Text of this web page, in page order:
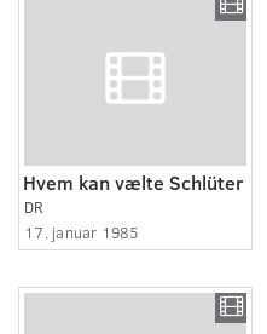
Hvem kan vælte Schlüter
DR
17. januar 1985